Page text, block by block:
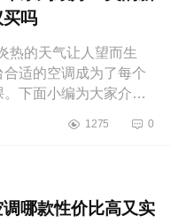
买吗
的天气让人望而生
适的空调成为了每个
。下面小编为大家介绍
美的挂机哪个系列
1275 0
哪款性价比高又实